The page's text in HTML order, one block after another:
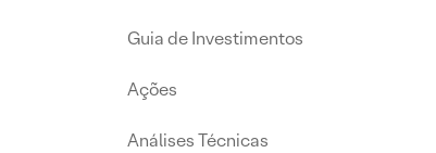
Guia de Investimentos
Ações
Análises Técnicas